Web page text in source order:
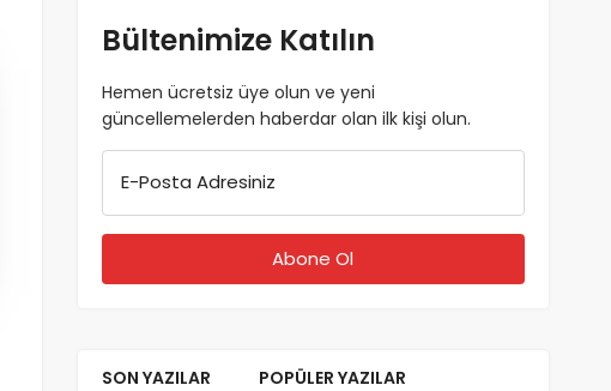
Bültenimize Katılın
Hemen ücretsiz üye olun ve yeni
güncellemelerden haberdar olan ilk kişi olun.
E-Posta Adresiniz
SON YAZILAR POPÜLER YAZILAR